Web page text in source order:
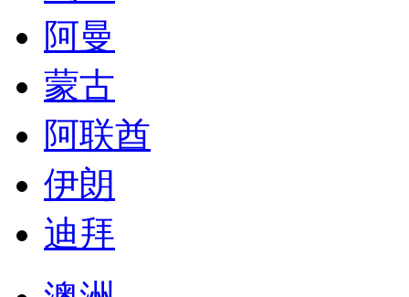
阿曼
蒙古
阿联酋
伊朗
迪拜